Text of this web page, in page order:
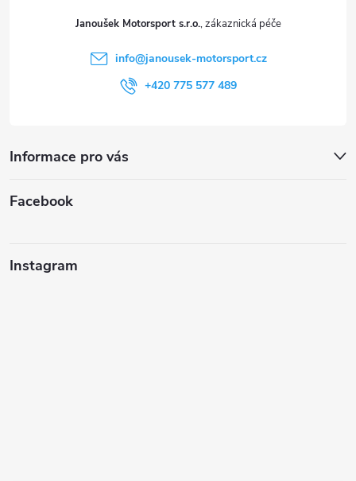
Janoušek Motorsport s.r.o.
info@janousek-motorsport.cz
+420 775 577 489
Informace pro vás
Facebook
Instagram